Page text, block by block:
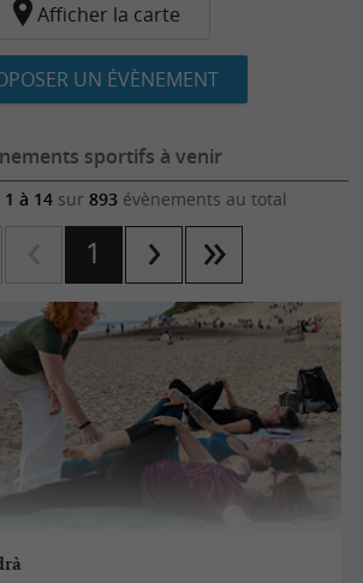
Afficher la carte
UN ÉVÈNEMENT
sportifs à venir
1 à 14sur 893évènements au total
1